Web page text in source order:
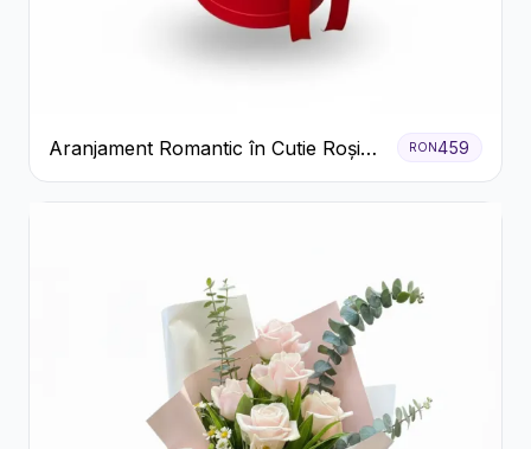
Aranjament Romantic în Cutie Roșie
cu Trandafiri și Crizanteme
RON 459